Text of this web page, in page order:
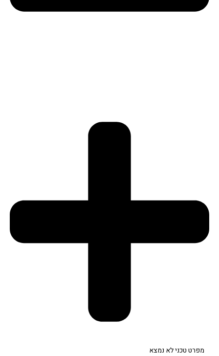
מפרט טכני לא נמצא